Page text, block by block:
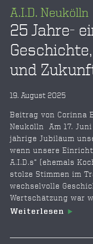
A.I.D. Neukölln
25 Jahre-
und
19. August 2025
Beitrag von Corinna
Neukölln Am 17.
jährige Jubiläum
wenn unsere
A.I.D.s“ (ehemals
stolze Stimmen im
wechselvolle
Wertschätzung war
Weiterlesen